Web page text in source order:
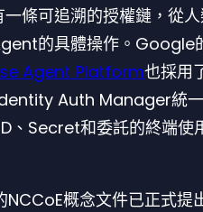
條可追溯的授權鏈，從
的具體操作。Google
Agent Platform也採用
Auth Manager統
、Secret和委託的終端使
NCCoE概念文件已正式提